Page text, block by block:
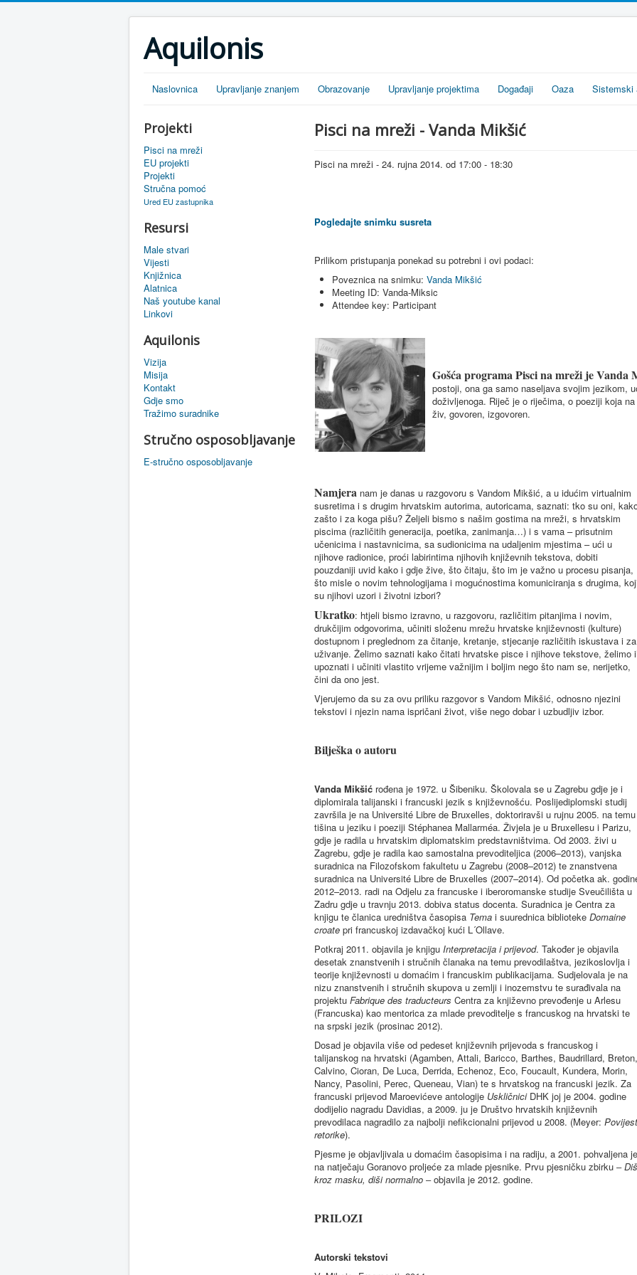
Aquilonis
Naslovnica Upravljanje znanjem Obrazovanje Upravljanje projektima Događaji Oaza Sistemski
Projekti
Pisci na mreži
EU projekti
Projekti
Stručna pomoć
Ured EU zastupnika
Resursi
Male stvari
Vijesti
Knjižnica
Alatnica
Naš youtube kanal
Linkovi
Aquilonis
Vizija
Misija
Kontakt
Gdje smo
Tražimo suradnike
Stručno osposobljavanje
E-stručno osposobljavanje
Pisci na mreži - Vanda Mikšić
Pisci na mreži - 24. rujna 2014. od 17:00 - 18:30
Pogledajte snimku susreta
Prilikom pristupanja ponekad su potrebni i ovi podaci:
Poveznica na snimku: Vanda Mikšić
Meeting ID: Vanda-Miksic
Attendee key: Participant
Gošća programa Pisci na mreži je Vanda
postoji, ona ga samo naseljava svojim jezikom,
doživljenoga. Riječ je o riječima, o poeziji koja
živ, govoren, izgovoren.
Namjera nam je danas u razgovoru s Vandom Mikšić, a u idućim virtualnim
susretima i s drugim hrvatskim autorima, autoricama, saznati: tko su oni,
zašto i za koga pišu? Željeli bismo s našim gostima na mreži, s hrvatskim
piscima (različitih generacija, poetika, zanimanja…) i s vama – prisutnim
učenicima i nastavnicima, sa sudionicima na udaljenim mjestima – ući u
njihove radionice, proći labirintima njihovih književnih tekstova, dobiti
pouzdaniji uvid kako i gdje žive, što čitaju, što im je važno u procesu pisanja,
što misle o novim tehnologijama i mogućnostima komuniciranja s drugima,
su njihovi uzori i životni izbori?
Ukratko: htjeli bismo izravno, u razgovoru, različitim pitanjima i novim,
drukčijim odgovorima, učiniti složenu mrežu hrvatske književnosti (kulture)
dostupnom i preglednom za čitanje, kretanje, stjecanje različitih iskustava i za
uživanje. Želimo saznati kako čitati hrvatske pisce i njihove tekstove, želimo
upoznati i učiniti vlastito vrijeme važnijim i boljim nego što nam se, nerijetko,
čini da ono jest.
Vjerujemo da su za ovu priliku razgovor s Vandom Mikšić, odnosno njezini
tekstovi i njezin nama ispričani život, više nego dobar i uzbudljiv izbor.
Bilješka o autoru
Vanda Mikšić rođena je 1972. u Šibeniku. Školovala se u Zagrebu gdje je i
diplomirala talijanski i francuski jezik s književnošću. Poslijediplomski studij
završila je na Université Libre de Bruxelles, doktoriravši u rujnu 2005. na temu
tišina u jeziku i poeziji Stéphanea Mallarméa. Živjela je u Bruxellesu i Parizu,
gdje je radila u hrvatskim diplomatskim predstavništvima. Od 2003. živi u
Zagrebu, gdje je radila kao samostalna prevoditeljica (2006–2013), vanjska
suradnica na Filozofskom fakultetu u Zagrebu (2008–2012) te znanstvena
suradnica na Université Libre de Bruxelles (2007–2014). Od početka ak.
2012–2013. radi na Odjelu za francuske i iberoromanske studije Sveučilišta u
Zadru gdje u travnju 2013. dobiva status docenta. Suradnica je Centra za
knjigu te članica uredništva časopisa Tema i suurednica biblioteke Domaine
croate pri francuskoj izdavačkoj kući L´Ollave.
Potkraj 2011. objavila je knjigu Interpretacija i prijevod. Također je objavila
desetak znanstvenih i stručnih članaka na temu prevodilaštva, jezikoslovlja i
teorije književnosti u domaćim i francuskim publikacijama. Sudjelovala je na
nizu znanstvenih i stručnih skupova u zemlji i inozemstvu te surađivala na
projektu Fabrique des traducteurs Centra za književno prevođenje u Arlesu
(Francuska) kao mentorica za mlade prevoditelje s francuskog na hrvatski te
na srpski jezik (prosinac 2012).
Dosad je objavila više od pedeset književnih prijevoda s francuskog i
talijanskog na hrvatski (Agamben, Attali, Baricco, Barthes, Baudrillard, Breton,
Calvino, Cioran, De Luca, Derrida, Echenoz, Eco, Foucault, Kundera, Morin,
Nancy, Pasolini, Perec, Queneau, Vian) te s hrvatskog na francuski jezik. Za
francuski prijevod Maroevićeve antologije UskličniciDHK joj je 2004. godine
dodijelio nagradu Davidias, a 2009. ju je Društvo hrvatskih književnih
prevodilaca nagradilo za najbolji nefikcionalni prijevod u 2008. (Meyer: Povijest
retorike).
Pjesme je objavljivala u domaćim časopisima i na radiju, a 2001. pohvaljena je
na natječaju Goranovo proljeće za mlade pjesnike. Prvu pjesničku zbirku ‒
kroz masku, diši normalno ‒ objavila je 2012. godine.
PRILOZI
Autorski tekstovi